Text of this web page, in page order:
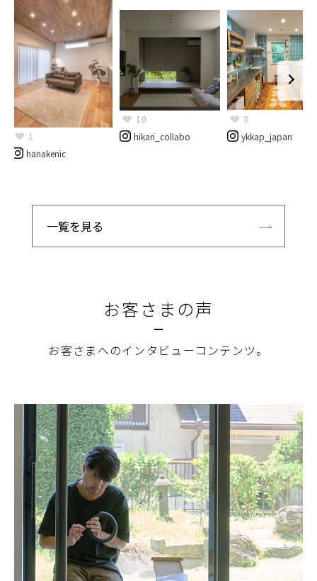
1
hanakenic
10
hikari_collabo
3
ykkap_japan
一覧を見る
お客さまの声
お客さまへのインタビューコンテンツ。